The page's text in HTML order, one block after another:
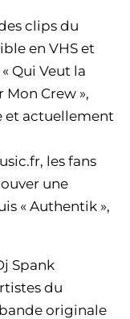
clips du
en VHS et
Qui Veut la
Mon Crew »,
et actuellement
les fans
une
« Authentik »,
Spank
du
originale